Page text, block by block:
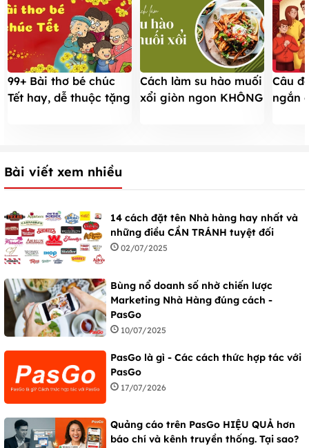
99+ Bài thơ bé chúc
Tết hay, dễ thuộc tặng
Cách làm su hào muối
xổi giòn ngon KHÔNG
Câu
ngắn
Bài viết xem nhiều
14 cách đặt tên Nhà hàng hay nhất và
những điều CẦN TRÁNH tuyệt đối
02/07/2025
Bùng nổ doanh số nhờ chiến lược
Marketing Nhà Hàng đúng cách -
PasGo
10/07/2025
PasGo là gì - Các cách thức hợp tác với
PasGo
17/07/2026
Quảng cáo trên PasGo HIỆU QUẢ hơn
báo chí và kênh truyền thống. Tại sao?